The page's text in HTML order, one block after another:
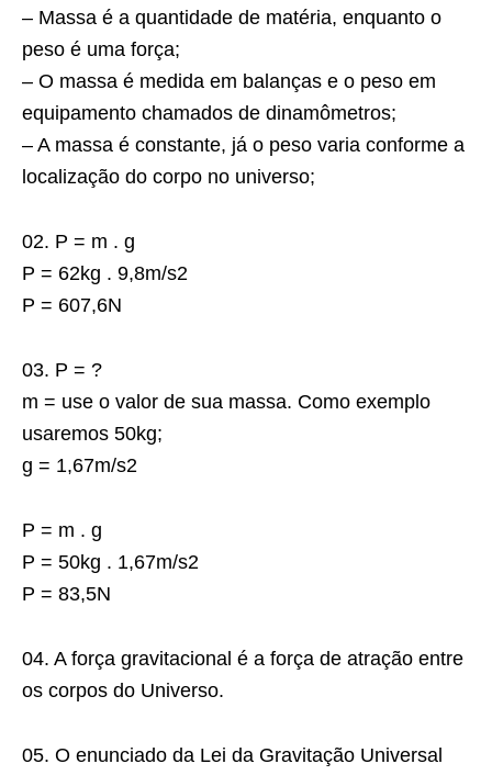
– Massa é a quantidade de matéria, enquanto o
peso é uma força;
– O massa é medida em balanças e o peso em
equipamento chamados de dinamômetros;
– A massa é constante, já o peso varia conforme a
localização do corpo no universo;
02. P = m . g
P = 62kg . 9,8m/s2
P = 607,6N
03. P = ?
m = use o valor de sua massa. Como exemplo
usaremos 50kg;
g = 1,67m/s2
P = m . g
P = 50kg . 1,67m/s2
P = 83,5N
04. A força gravitacional é a força de atração entre
os corpos do Universo.
05. O enunciado da Lei da Gravitação Universal